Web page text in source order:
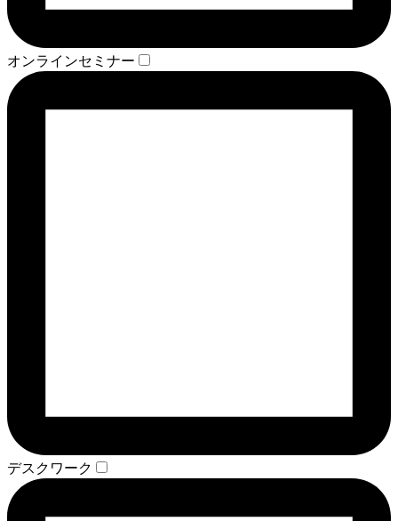
オンラインセミナー
デスクワーク